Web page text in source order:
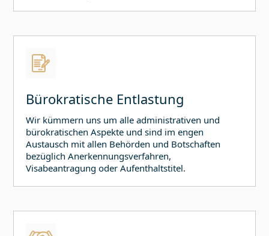
Bürokratische Entlastung
Wir kümmern uns um alle administrativen und
bürokratischen Aspekte und sind im engen
Austausch mit allen Behörden und Botschaften
bezüglich Anerkennungsverfahren,
Visabeantragung oder Aufenthaltstitel.